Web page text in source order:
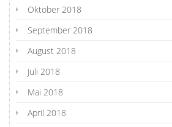
Oktober 2018
September 2018
August 2018
Juli 2018
Mai 2018
April 2018